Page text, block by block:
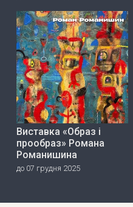
Виставка «Образ і
прообраз» Романа
Романишина
до 07 грудня 2025